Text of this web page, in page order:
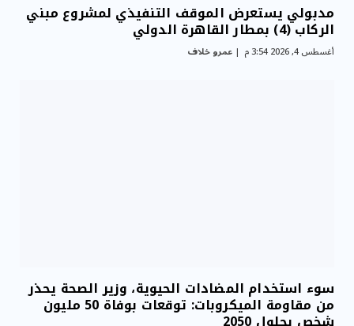
مدبولي يستعرض الموقف التنفيذي لمشروع مبني
الركاب (4) بمطار القاهرة الدولي
أغسطس 4, 2026 3:54 م عمرو خلاف
سوء استخدام المضادات الحيوية، وزير الصحة يحذر
من مقاومة الميكروبات: توقعات بوفاة 50 مليون